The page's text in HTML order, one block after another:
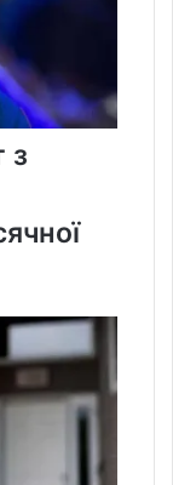
з